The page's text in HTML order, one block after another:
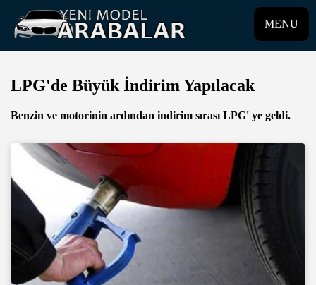
MENU
LPG'de Büyük İndirim Yapılacak
Benzin ve motorinin ardından indirim sırası LPG' ye geldi.